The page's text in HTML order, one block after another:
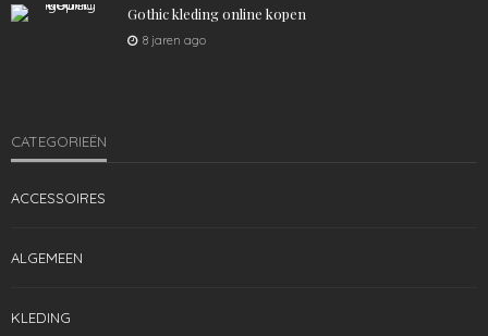
Gothic kleding online kopen
8 jaren ago
CATEGORIEËN
ACCESSOIRES
ALGEMEEN
KLEDING